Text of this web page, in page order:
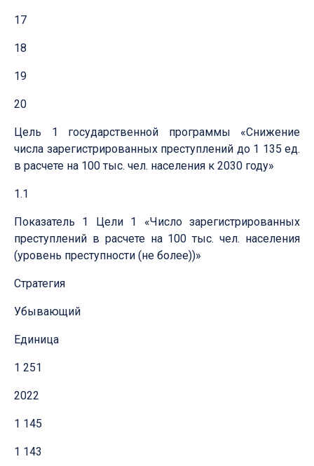
17
18
19
20
Цель 1 государственной программы «Снижение
числа зарегистрированных преступлений до 1 135 ед.
в расчете на 100 тыс. чел. населения к 2030 году»
1.1
Показатель 1 Цели 1 «Число зарегистрированных
преступлений в расчете на 100 тыс. чел. населения
(уровень преступности (не более))»
Стратегия
Убывающий
Единица
1 251
2022
1 145
1 143